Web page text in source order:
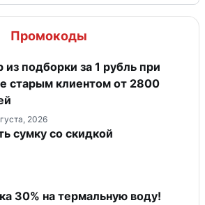
Промокоды
из подборки за 1 рубль при
старым клиентом от 2800
2026
сумку со скидкой
30% на термальную воду!